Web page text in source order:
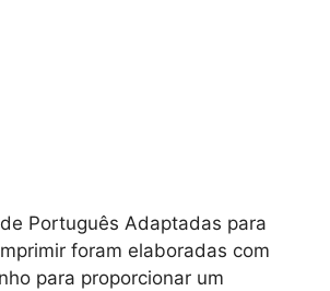
Português Adaptadas para
foram elaboradas com
para proporcionar um